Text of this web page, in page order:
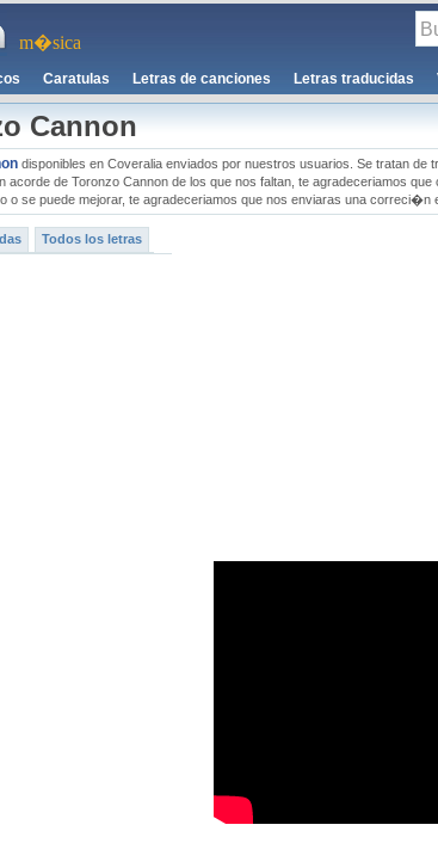
m�sica
Caratulas Letras de canciones Letras traducidas
Cannon
disponibles en Coveralia enviados por nuestros usuarios. Se tratan de
acorde de Toronzo Cannon de los que nos faltan, te agradeceriamos
se puede mejorar, te agradeceriamos que nos enviaras una correci�n
Todos los letras